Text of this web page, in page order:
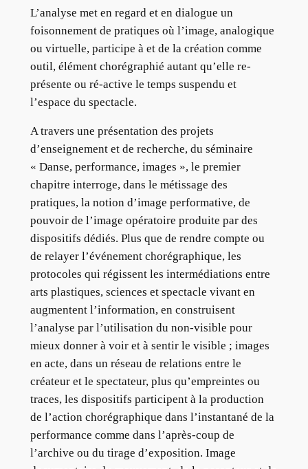
L’analyse met en regard et en dialogue un
foisonnement de pratiques où l’image, analogique
ou virtuelle, participe à et de la création comme
outil, élément chorégraphié autant qu’elle re-
présente ou ré-active le temps suspendu et
l’espace du spectacle.
A travers une présentation des projets
d’enseignement et de recherche, du séminaire
« Danse, performance, images », le premier
chapitre interroge, dans le métissage des
pratiques, la notion d’image performative, de
pouvoir de l’image opératoire produite par des
dispositifs dédiés. Plus que de rendre compte ou
de relayer l’événement chorégraphique, les
protocoles qui régissent les intermédiations entre
arts plastiques, sciences et spectacle vivant en
augmentent l’information, en construisent
l’analyse par l’utilisation du non-visible pour
mieux donner à voir et à sentir le visible ; images
en acte, dans un réseau de relations entre le
créateur et le spectateur, plus qu’empreintes ou
traces, les dispositifs participent à la production
de l’action chorégraphique dans l’instantané de la
performance comme dans l’après-coup de
l’archive ou du tirage d’exposition. Image